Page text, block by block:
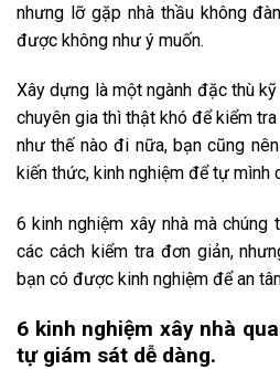
nhưng lỡ gặp nhà thầu không
được không như ý muốn.
Xây dựng là một ngành đặc thù
chuyên gia thì thật khó để kiểm
như thế nào đi nữa, bạn cũng
kiến thức, kinh nghiệm để tự mình
6 kinh nghiệm xây nhà mà
các cách kiểm tra đơn giản,
bạn có được kinh nghiệm để an
6 kinh nghiệm xây nhà
tự giám sát dễ dàng.